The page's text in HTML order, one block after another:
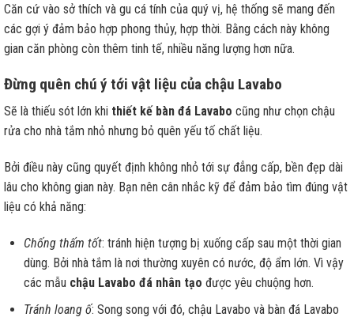
Căn cứ vào sở thích và gu cá tính của quý vị, hệ thống sẽ mang đến
các gợi ý đảm bảo hợp phong thủy, hợp thời. Bằng cách này không
gian căn phòng còn thêm tinh tế, nhiều năng lượng hơn nữa.
Đừng quên chú ý tới vật liệu của chậu Lavabo
Sẽ là thiếu sót lớn khi thiết kế bàn đá Lavabo cũng như chọn chậu
rửa cho nhà tắm nhỏ nhưng bỏ quên yếu tố chất liệu.
Bởi điều này cũng quyết định không nhỏ tới sự đẳng cấp, bền đẹp dài
lâu cho không gian này. Bạn nên cân nhắc kỹ để đảm bảo tìm đúng vật
liệu có khả năng:
Chống thấm tốt: tránh hiện tượng bị xuống cấp sau một thời gian
dùng. Bởi nhà tắm là nơi thường xuyên có nước, độ ẩm lớn. Vì vậy
các mẫu chậu Lavabo đá nhân tạo được yêu chuộng hơn.
Tránh loang ố: Song song với đó, chậu Lavabo và bàn đá Lavabo